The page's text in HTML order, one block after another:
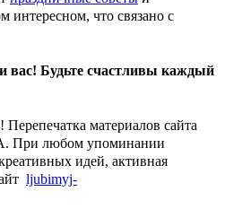
интересном, что связано с
Будьте счастливы каждый
материалов сайта
любом упоминании
идей, активная
ljubimyj-